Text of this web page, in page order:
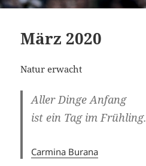
März 2020
Natur erwacht
Aller Dinge Anfang
ist ein Tag im Frühling.
Carmina Burana